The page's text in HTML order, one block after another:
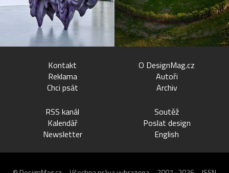
Kontakt
Reklama
Chci psát
O DesignMag.cz
Autoři
Archiv
RSS kanál
Kalendář
Newsletter
Soutěž
Poslat design
English